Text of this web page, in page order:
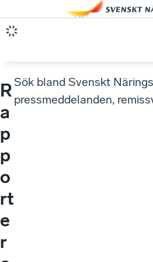
R
a
p
p
o
rt
e
r
Sök bland Svenskt
pressmeddelanden,